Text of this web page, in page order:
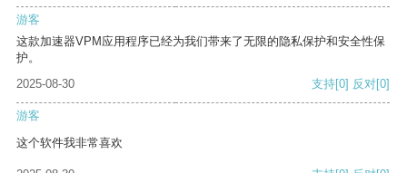
游客
这款加速器VPM应用程序已经为我们带来了无限的隐私保护和安全性保
护。
2025-08-30
支持[0] 反对[0]
游客
这个软件我非常喜欢